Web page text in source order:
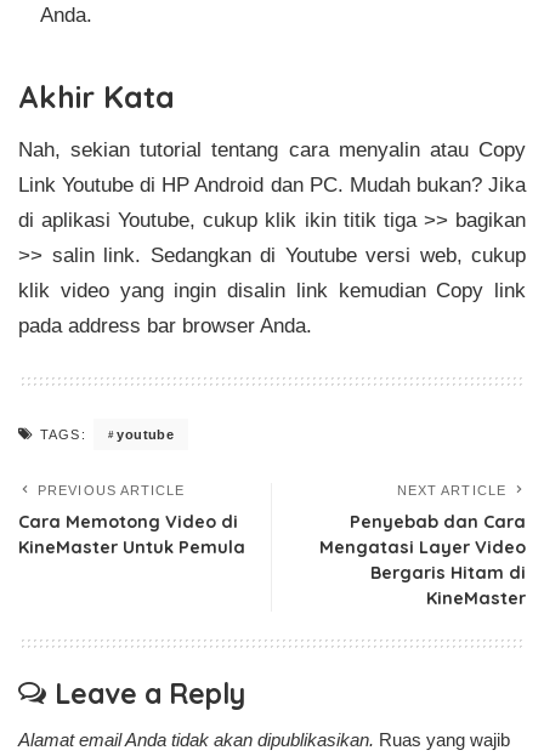
Anda.
Akhir Kata
Nah, sekian tutorial tentang cara menyalin atau Copy
Link Youtube di HP Android dan PC. Mudah bukan? Jika
di aplikasi Youtube, cukup klik ikin titik tiga >> bagikan
>> salin link. Sedangkan di Youtube versi web, cukup
klik video yang ingin disalin link kemudian Copy link
pada address bar browser Anda.
TAGS: youtube
PREVIOUS ARTICLE
Cara Memotong Video di
KineMaster Untuk Pemula
NEXT ARTICLE
Penyebab dan Cara
Mengatasi Layer Video
Bergaris Hitam di
KineMaster
Leave a Reply
Alamat email Anda tidak akan dipublikasikan. Ruas yang wajib